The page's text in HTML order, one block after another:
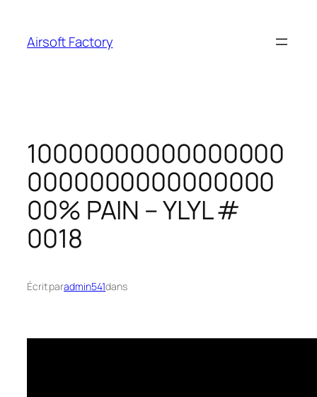
contenu
Airsoft Factory
10000000000000000
0000000000000000
00% PAIN – YLYL #
0018
Écrit paradmin541dans